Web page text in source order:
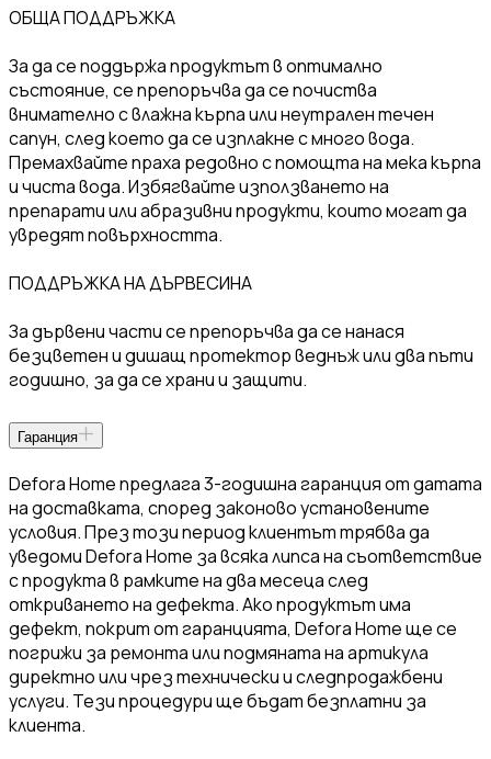
ОБЩА ПОДДРЪЖКА
За да се поддържа продуктът в оптимално
състояние, се препоръчва да се почиства
внимателно с влажна кърпа или неутрален течен
сапун, след което да се изплакне с много вода.
Премахвайте праха редовно с помощта на мека кърпа
и чиста вода. Избягвайте използването на
препарати или абразивни продукти, които могат да
увредят повърхността.
ПОДДРЪЖКА НА ДЪРВЕСИНА
За дървени части се препоръчва да се нанася
безцветен и дишащ протектор веднъж или два пъти
годишно, за да се храни и защити.
Гаранция
Defora Home предлага 3-годишна гаранция от датата
на доставката, според законово установените
условия. През този период клиентът трябва да
уведоми Defora Home за всяка липса на съответствие
с продукта в рамките на два месеца след
откриването на дефекта. Ако продуктът има
дефект, покрит от гаранцията, Defora Home ще се
погрижи за ремонта или подмяната на артикула
директно или чрез технически и следпродажбени
услуги. Тези процедури ще бъдат безплатни за
клиента.